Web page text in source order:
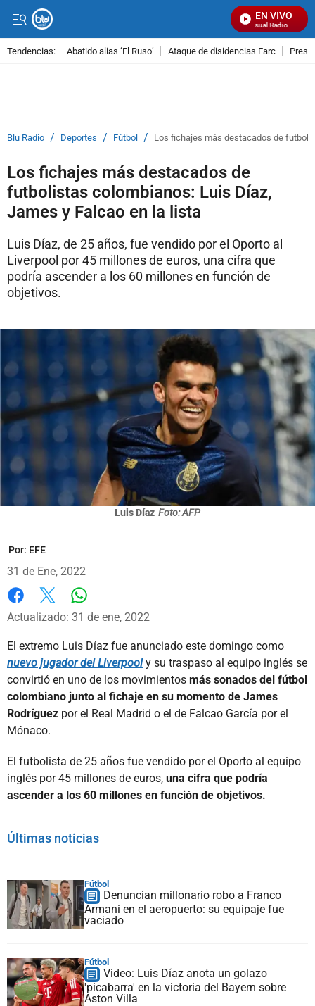
EN VIVO
Señal Visual Radio
Tendencias: Abatido alias ‘El Ruso’ Ataque de disidencias Farc
Blu Radio / Deportes / Fútbol / Los fichajes más destacados de
Los fichajes más destacados de
futbolistas colombianos: Luis Díaz,
James y Falcao en la lista
Luis Díaz, de 25 años, fue vendido por el Oporto al
Liverpool por 45 millones de euros, una cifra que
podría ascender a los 60 millones en función de
objetivos.
Luis Díaz Foto: AFP
Por: EFE
31 de Ene, 2022
Facebook
X
Actualizado: 31 de ene, 2022
El extremo Luis Díaz fue anunciado este domingo como
nuevo jugador del Liverpooly su traspaso al equipo inglés se
convirtió en uno de los movimientos más sonados del fútbol
colombiano junto al fichaje en su momento de James
Rodríguez por el Real Madrid o el de Falcao García por el
Mónaco.
El futbolista de 25 años fue vendido por el Oporto al equipo
inglés por 45 millones de euros, una cifra que podría
ascender a los 60 millones en función de objetivos.
Últimas noticias
Fútbol
Denuncian millonario robo a Franco
Armani en el aeropuerto: su equipaje fue
vaciado
Fútbol
Video: Luis Díaz anota un golazo
'picabarra' en la victoria del Bayern sobre
Aston Villa